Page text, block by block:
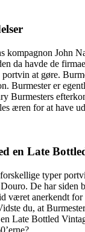
kompagnon John
da havde de
at gøre.
Burmester er
Burmesters
æren for at have
en Late
typer
De har siden
været anerkendt
du, at
Late Bottled